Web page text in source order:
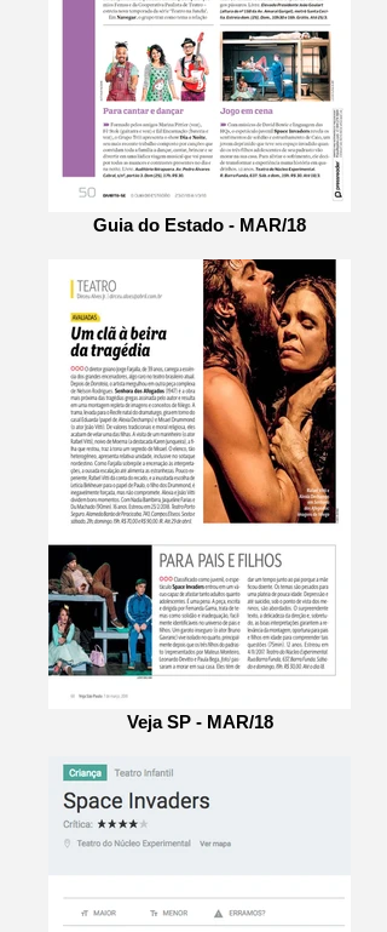
Guia do Estado - MAR/18
Veja SP - MAR/18